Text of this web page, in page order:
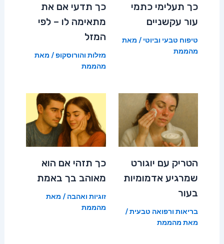
כך תעלימי כתמי
עור עקשניים
טיפוח טבעי וביוטי / מאת
מהממת
כך תדעי אם את
מתאימה לו – לפי
המזל
מזלות והורוסקופ / מאת
מהממת
הטריק עם יוגורט
שמרגיע אדמומיות
בעור
בריאות ורפואה טבעית/
מאת מהממת
כך תזהי אם הוא
מאוהב בך באמת
זוגיות ואהבה / מאת
מהממת